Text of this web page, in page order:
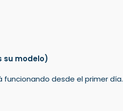
su modelo)
desde el primer día.